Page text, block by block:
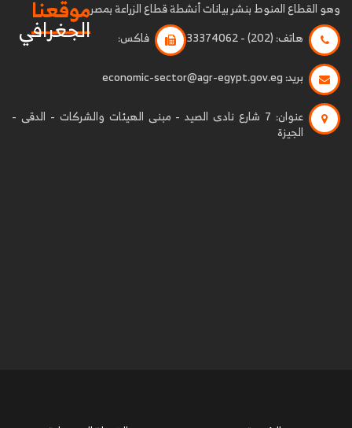
وهو القطاع المنوط بنشر بيانات أنشطة قطاع الزراعة بمصر
هاتف: (202) - 33374062
فاكس:
بريد:
عنوان:
7 شارع نادى الصيد - مبنى الهيئات والشركات - الدقى -
الجيزة
موقعنا
الجغرافي